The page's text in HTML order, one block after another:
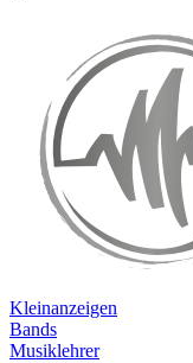
Kleinanzeigen
Bands
Musiklehrer